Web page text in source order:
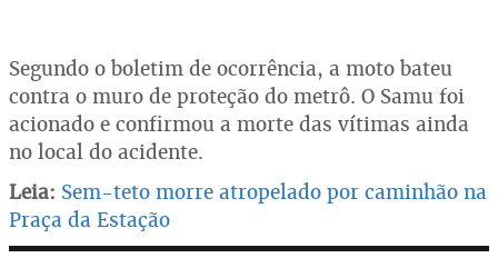
Segundo o boletim de ocorrência, a moto bateu
contra o muro de proteção do metrô. O Samu foi
acionado e confirmou a morte das vítimas ainda
no local do acidente.
Leia: Sem-teto morre atropelado por caminhão na
Praça da Estação